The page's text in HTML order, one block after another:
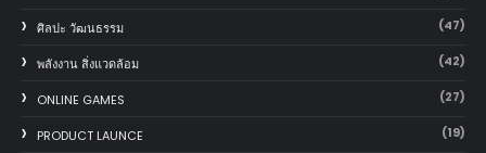
ศิลปะ วัฒนธรรม (47)
พลังงาน สิ่งแวดล้อม (42)
ONLINE GAMES (27)
PRODUCT LAUNCE (19)